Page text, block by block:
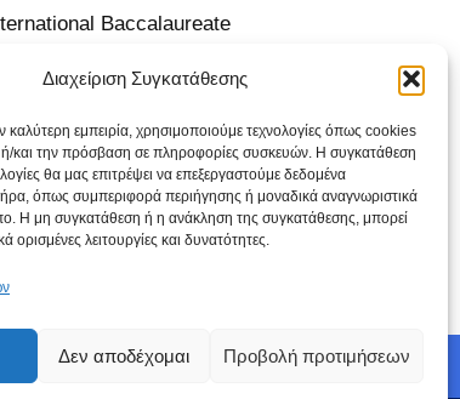
Διαχείριση Συγκατάθεσης
καλύτερη εμπειρία, χρησιμοποιούμε τεχνολογίες όπως cookies
και την πρόσβαση σε πληροφορίες συσκευών. Η συγκατάθεση
θα μας επιτρέψει να επεξεργαστούμε δεδομένα
όπως συμπεριφορά περιήγησης ή μοναδικά αναγνωριστικά
Η μη συγκατάθεση ή η ανάκληση της συγκατάθεσης, μπορεί
ορισμένες λειτουργίες και δυνατότητες.
Δεν αποδέχομαι Προβολή προτιμήσεων
Baccalaureate
εκπαιδευτικός οργανισμός
υψηλής ποιότητας για
του IBO είναι να αναπτύξει
μέσω μιας…Περισσότερα »
(ΕΕ)